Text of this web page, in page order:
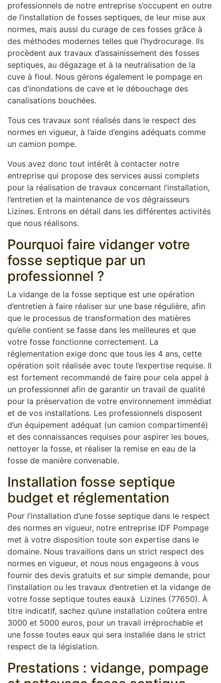
professionnels de notre entreprise s’occupent en outre
de l’installation de fosses septiques, de leur mise aux
normes, mais aussi du curage de ces fosses grâce à
des méthodes modernes telles que l’hydrocurage. Ils
procèdent aux travaux d’assainissement des fosses
septiques, au dégazage et à la neutralisation de la
cuve à fioul. Nous gérons également le pompage en
cas d’inondations de cave et le débouchage des
canalisations bouchées.
Tous ces travaux sont réalisés dans le respect des
normes en vigueur, à l’aide d’engins adéquats comme
un camion pompe.
Vous avez donc tout intérêt à contacter notre
entreprise qui propose des services aussi complets
pour la réalisation de travaux concernant l’installation,
l’entretien et la maintenance de vos dégraisseurs
Lizines. Entrons en détail dans les différentes activités
que nous réalisons.
Pourquoi faire vidanger votre
fosse septique par un
professionnel ?
La vidange de la fosse septique est une opération
d’entretien à faire réaliser sur une base régulière, afin
que le processus de transformation des matières
qu’elle contient se fasse dans les meilleures et que
votre fosse fonctionne correctement. La
réglementation exige donc que tous les 4 ans, cette
opération soit réalisée avec toute l’expertise requise. Il
est fortement recommandé de faire pour cela appel à
un professionnel afin de garantir un travail de qualité
pour la préservation de votre environnement immédiat
et de vos installations. Les professionnels disposent
d’un équipement adéquat (un camion compartimenté)
et des connaissances requises pour aspirer les boues,
nettoyer la fosse, et réaliser la remise en eau de la
fosse de manière convenable.
Installation fosse septique
budget et réglementation
Pour l’installation d’une fosse septique dans le respect
des normes en vigueur, notre entreprise IDF Pompage
met à votre disposition toute son expertise dans le
domaine. Nous travaillons dans un strict respect des
normes en vigueur, et nous nous engageons à vous
fournir des devis gratuits et sur simple demande, pour
l’installation ou les travaux d’entretien et la vidange de
votre fosse septique toutes eauxà Lizines (77650). À
titre indicatif, sachez qu’une installation coûtera entre
3000 et 5000 euros, pour un travail irréprochable et
une fosse toutes eaux qui sera installée dans le strict
respect de la législation.
Prestations : vidange, pompage